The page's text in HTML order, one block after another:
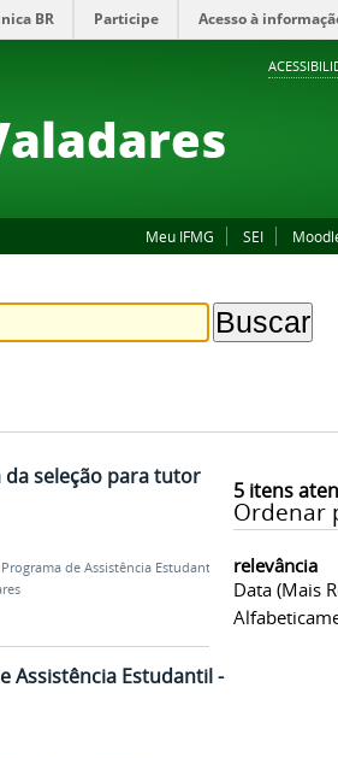
BR Participe Acesso à
Meu IFMG SEI
5itens
Ordenar
relevância
Data (mais
seleção para tutor
Programa de Assistência Estudantil
Assistência Estudantil -